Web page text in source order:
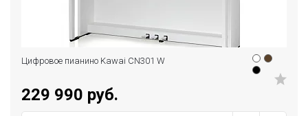
Цифровое пианино Kawai CN301 W
229 990 руб.